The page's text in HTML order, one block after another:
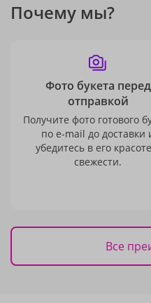
Почему мы?
Фото букета перед
отправкой
Получите фото готового
по e-mail до доставки
убедитесь в его
свежести.
Все